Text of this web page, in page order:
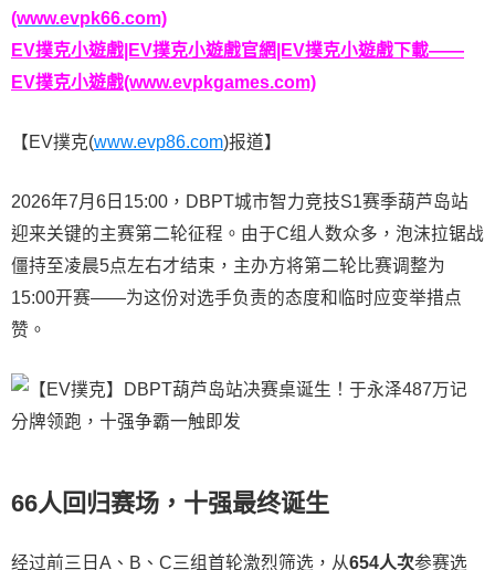
(www.evpk66.com)
EV撲克小遊戲|EV撲克小遊戲官網|EV撲克小遊戲下載——
EV撲克小遊戲(www.evpkgames.com)
【EV撲克(www.evp86.com)报道】
2026年7月6日15:00，DBPT城市智力竞技S1赛季葫芦岛站
迎来关键的主赛第二轮征程。由于C组人数众多，泡沫拉锯战
僵持至凌晨5点左右才结束，主办方将第二轮比赛调整为
15:00开赛——为这份对选手负责的态度和临时应变举措点
赞。
66人回归赛场，十强最终诞生
经过前三日A、B、C三组首轮激烈筛选，从654人次参赛选